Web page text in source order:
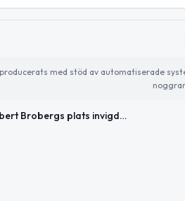
med stöd av automatiserade
Robert Brobergs plats invigd i Råsunda – en hyllning till kreativitet